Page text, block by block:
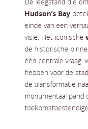
Hudson’s Bay
einde van een
visie. Het iconische
de historische
één centrale vraag:
hebben voor de
de transformatie
monumentaal pand